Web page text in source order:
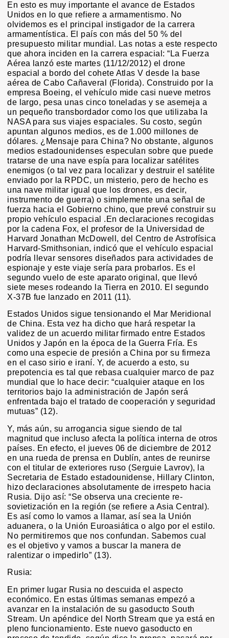
En esto es muy importante el avance de Estados
Unidos en lo que refiere a armamentismo. No
olvidemos es el principal instigador de la carrera
armamentística. El país con más del 50 % del
presupuesto militar mundial. Las notas a este respecto
que ahora inciden en la carrera espacial: “La Fuerza
Aérea lanzó este martes (11/12/2012) el drone
espacial a bordo del cohete Atlas V desde la base
aérea de Cabo Cañaveral (Florida). Construido por la
empresa Boeing, el vehículo mide casi nueve metros
de largo, pesa unas cinco toneladas y se asemeja a
un pequeño transbordador como los que utilizaba la
NASA para sus viajes espaciales. Su costo, según
apuntan algunos medios, es de 1.000 millones de
dólares. ¿Mensaje para China? No obstante, algunos
medios estadounidenses especulan sobre que puede
tratarse de una nave espía para localizar satélites
enemigos (o tal vez para localizar y destruir el satélite
enviado por la RPDC, un misterio, pero de hecho es
una nave militar igual que los drones, es decir,
instrumento de guerra) o simplemente una señal de
fuerza hacia el Gobierno chino, que prevé construir su
propio vehículo espacial .En declaraciones recogidas
por la cadena Fox, el profesor de la Universidad de
Harvard Jonathan McDowell, del Centro de Astrofísica
Harvard-Smithsonian, indicó que el vehículo espacial
podría llevar sensores diseñados para actividades de
espionaje y este viaje sería para probarlos. Es el
segundo vuelo de este aparato original, que llevó
siete meses rodeando la Tierra en 2010. El segundo
X-37B fue lanzado en 2011 (11).
Estados Unidos sigue tensionando el Mar Meridional
de China. Esta vez ha dicho que hará respetar la
validez de un acuerdo militar firmado entre Estados
Unidos y Japón en la época de la Guerra Fría. Es
como una especie de presión a China por su firmeza
en el caso sirio e iraní. Y, de acuerdo a esto, su
prepotencia es tal que rebasa cualquier marco de paz
mundial que lo hace decir: “cualquier ataque en los
territorios bajo la administración de Japón será
enfrentada bajo el tratado de cooperación y seguridad
mutuas” (12).
Y, más aún, su arrogancia sigue siendo de tal
magnitud que incluso afecta la política interna de otros
países. En efecto, el jueves 06 de diciembre de 2012
en una rueda de prensa en Dublín, antes de reunirse
con el titular de exteriores ruso (Serguie Lavrov), la
Secretaria de Estado estadounidense, Hillary Clinton,
hizo declaraciones absolutamente de irrespeto hacia
Rusia. Dijo así: “Se observa una creciente re-
sovietización en la región (se refiere a Asia Central).
Es así como lo vamos a llamar, así sea la Unión
aduanera, o la Unión Euroasiática o algo por el estilo.
No permitiremos que nos confundan. Sabemos cual
es el objetivo y vamos a buscar la manera de
ralentizar o impedirlo” (13).
Rusia:
En primer lugar Rusia no descuida el aspecto
económico. En estas últimas semanas empezó a
avanzar en la instalación de su gasoducto South
Stream. Un apéndice del North Stream que ya está en
pleno funcionamiento. Este nuevo gasoducto en